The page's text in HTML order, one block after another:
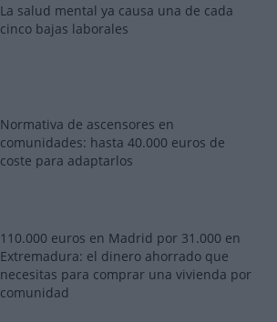
La salud mental ya causa una de cada
cinco bajas laborales
Normativa de ascensores en
comunidades: hasta 40.000 euros de
coste para adaptarlos
110.000 euros en Madrid por 31.000 en
Extremadura: el dinero ahorrado que
necesitas para comprar una vivienda por
comunidad